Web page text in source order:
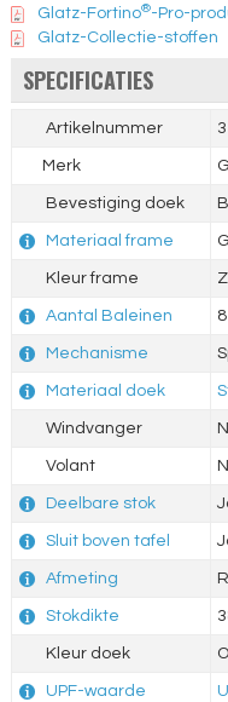
Glatz-Fortino®-Pro-
Glatz-Collectie-stoffen
SPECIFICATIES
Artikelnummer
Merk
Bevestiging doek
Materiaal frame
Kleur frame
Aantal Baleinen
Mechanisme
Materiaal doek
Windvanger
Volant
Deelbare stok
Sluit boven tafel
Afmeting
Stokdikte
Kleur doek
UPF-waarde